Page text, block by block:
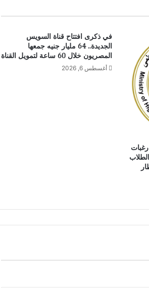
في ذكرى افتتاح قناة السويس
الجديدة.. 64 مليار جنيه جمعها
المصريون خلال 60 ساعة لتمويل القناة
أغسطس 6, 2026